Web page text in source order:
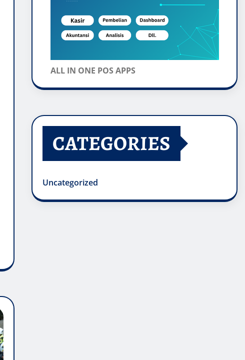
ALL IN ONE POS APPS
CATEGORIES
Uncategorized